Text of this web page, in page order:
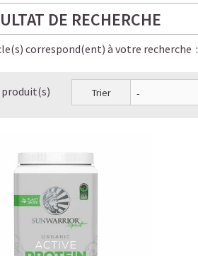
DE RECHERCHE
correspond(ent) à votre recherche :
produit(s) Trier